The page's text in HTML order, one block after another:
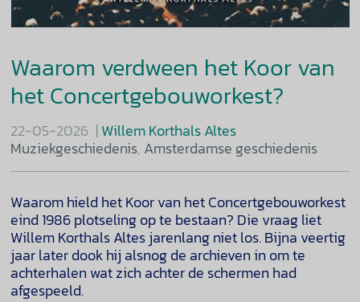
Waarom verdween het Koor van
het Concertgebouworkest?
22-05-2026
Willem Korthals Altes
Muziekgeschiedenis, Amsterdamse geschiedenis
Waarom hield het Koor van het Concertgebouworkest
eind 1986 plotseling op te bestaan? Die vraag liet
Willem Korthals Altes jarenlang niet los. Bijna veertig
jaar later dook hij alsnog de archieven in om te
achterhalen wat zich achter de schermen had
afgespeeld.